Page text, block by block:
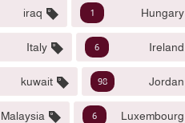
Hungary
1
iraq
Ireland
6
Italy
Jordan
98
kuwait
Luxembourg
6
Malaysia